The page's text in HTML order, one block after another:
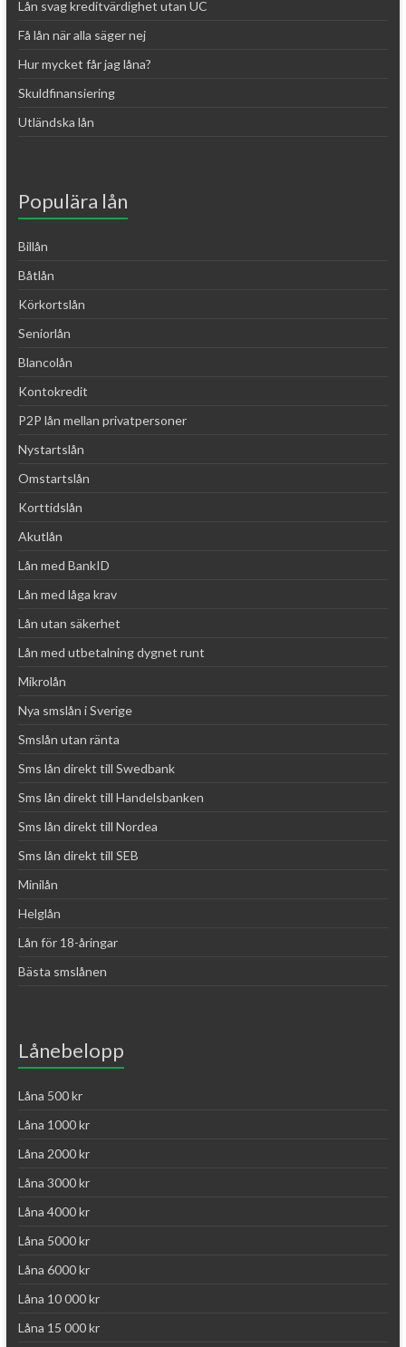
Lån svag kreditvärdighet utan UC
Få lån när alla säger nej
Hur mycket får jag låna?
Skuldfinansiering
Utländska lån
Populära lån
Billån
Båtlån
Körkortslån
Seniorlån
Blancolån
Kontokredit
P2P lån mellan privatpersoner
Nystartslån
Omstartslån
Korttidslån
Akutlån
Lån med BankID
Lån med låga krav
Lån utan säkerhet
Lån med utbetalning dygnet runt
Mikrolån
Nya smslån i Sverige
Smslån utan ränta
Sms lån direkt till Swedbank
Sms lån direkt till Handelsbanken
Sms lån direkt till Nordea
Sms lån direkt till SEB
Minilån
Helglån
Lån för 18-åringar
Bästa smslånen
Lånebelopp
Låna 500 kr
Låna 1000 kr
Låna 2000 kr
Låna 3000 kr
Låna 4000 kr
Låna 5000 kr
Låna 6000 kr
Låna 10 000 kr
Låna 15 000 kr